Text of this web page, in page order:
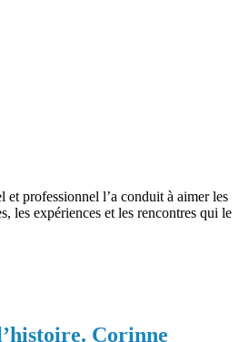
professionnel l’a conduit à aimer les
les expériences et les rencontres qui le
Corinne